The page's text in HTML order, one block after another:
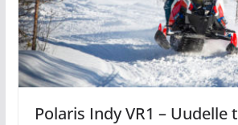
Polaris Indy VR1 – Uudelle